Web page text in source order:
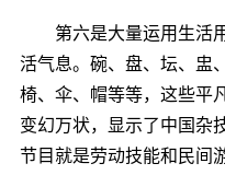
第六是大量运用生活用
活气息。碗、盘、坛、盅
椅、伞、帽等等，这些平
变幻万状，显示了中国杂
节目就是劳动技能和民间